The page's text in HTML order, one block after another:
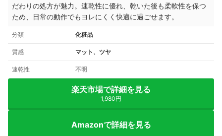
だわりの処方が魅力。速乾性に優れ、乾いた後も柔軟性を保つ
ため、日常の動作でもヨレにくく快適に過ごせます。
分類 化粧品
質感 マット、ツヤ
速乾性 不明
楽天市場で詳細を見る
1,980円
Amazonで詳細を見る